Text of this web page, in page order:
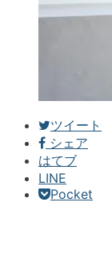
ツイート
シェア
はてブ
LINE
Pocket